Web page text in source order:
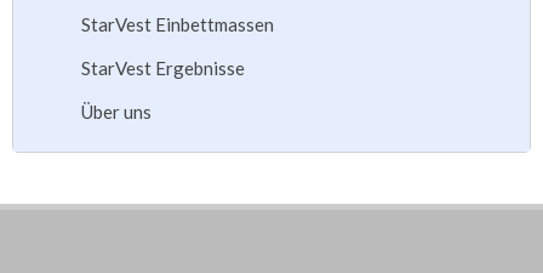
StarVest Einbettmassen
StarVest Ergebnisse
Über uns